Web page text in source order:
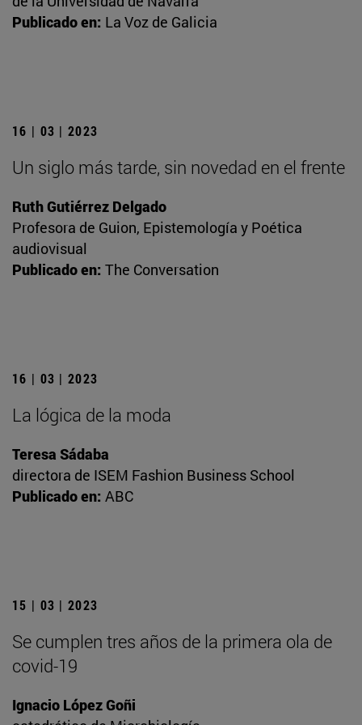
Publicado en: La Voz de Galicia
16 | 03 | 2023
Un siglo más tarde, sin novedad en el frente
Ruth Gutiérrez Delgado
Profesora de Guion, Epistemología y Poética
audiovisual
Publicado en: The Conversation
16 | 03 | 2023
La lógica de la moda
Teresa Sádaba
directora de ISEM Fashion Business School
Publicado en: ABC
15 | 03 | 2023
Se cumplen tres años de la primera ola de
covid-19
Ignacio López Goñi